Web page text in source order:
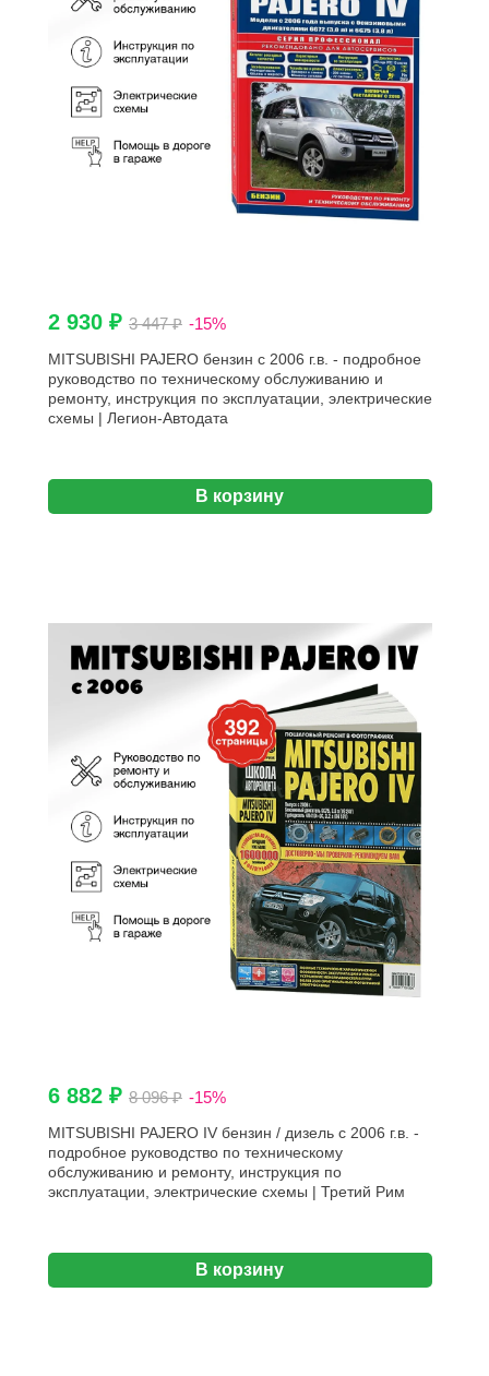
2 930 ₽ 3 447 ₽ -15%
MITSUBISHI PAJERO бензин с 2006 г.в. - подробное
руководство по техническому обслуживанию и
ремонту, инструкция по эксплуатации, электрические
схемы | Легион-Aвтодата
В корзину
6 882 ₽ 8 096 ₽ -15%
MITSUBISHI PAJERO IV бензин / дизель с 2006 г.в. -
подробное руководство по техническому
обслуживанию и ремонту, инструкция по
эксплуатации, электрические схемы | Третий Рим
В корзину